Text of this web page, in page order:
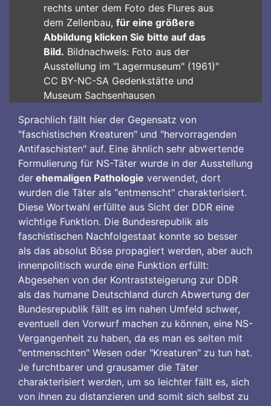
rechts unter dem Foto des Flures aus
dem Zellenbau, für eine größere
Abbildung klicken Sie bitte auf das
Bild. Bildnachweis: Foto aus der
Ausstellung im "Lagermuseum" (1961)"
CC BY-NC-SA Gedenkstätte und
Museum Sachsenhausen
Sprachlich fällt hier der Gegensatz von
"faschistischen Kreaturen" und "hervorragenden
Antifaschisten" auf. Eine ähnlich sehr abwertende
Formulierung für NS-Täter wurde in der Ausstellung
der ehemaligen Pathologie verwendet, dort
wurden die Täter als "entmenscht" charakterisiert.
Diese Wortwahl erfüllte aus Sicht der DDR eine
wichtige Funktion. Die Bundesrepublik als
faschistischen Nachfolgestaat konnte so besser
als das absolut Böse propagiert werden, aber auch
innenpolitisch wurde eine Funktion erfüllt:
Abgesehen von der Kontraststeigerung zur DDR
als das humane Deutschland durch Abwertung der
Bundesrepublik fällt es im nahen Umfeld schwer,
eventuell den Vorwurf machen zu können, eine NS-
Vergangenheit zu haben, da es man es selten mit
"entmenschten" Wesen oder "Kreaturen" zu tun hat.
Je furchtbarer und grausamer die Täter
charakterisiert werden, um so leichter fällt es, sich
von ihnen zu distanzieren und somit sich selbst zu